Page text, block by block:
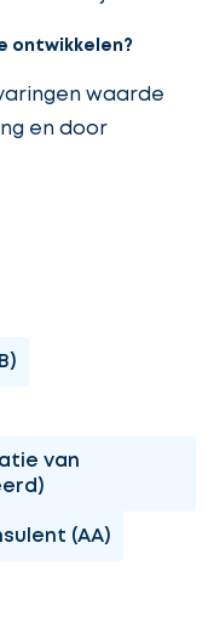
ontwikkelen?
waarde
en door
van
(AA)